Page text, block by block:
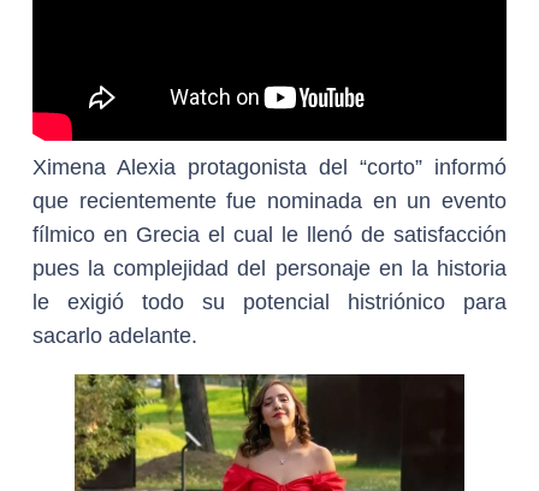
Ximena Alexia protagonista del “corto” informó
que recientemente fue nominada en un evento
fílmico en Grecia el cual le llenó de satisfacción
pues la complejidad del personaje en la historia
le exigió todo su potencial histriónico para
sacarlo adelante.